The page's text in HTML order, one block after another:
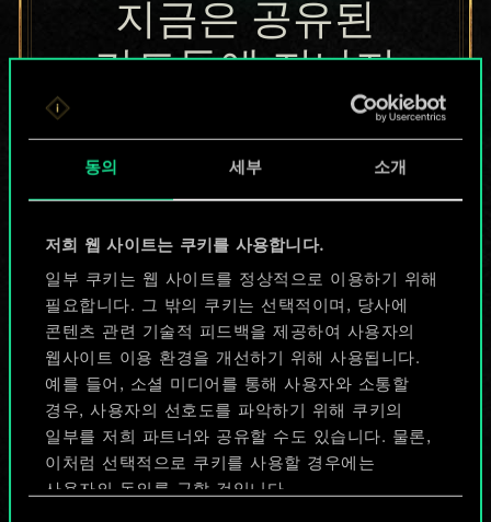
동의 세부 소개
저희 웹 사이트는 쿠키를 사용합니다.
일부 쿠키는 웹 사이트를 정상적으로 이용하기 위해
필요합니다. 그 밖의 쿠키는 선택적이며, 당사에
콘텐츠 관련 기술적 피드백을 제공하여 사용자의
웹사이트 이용 환경을 개선하기 위해 사용됩니다.
예를 들어, 소셜 미디어를 통해 사용자와 소통할
경우, 사용자의 선호도를 파악하기 위해 쿠키의
일부를 저희 파트너와 공유할 수도 있습니다. 물론,
이처럼 선택적으로 쿠키를 사용할 경우에는
사용자의 동의를 구할 것입니다.
지금은 공유된
카드들에 지나지
무궁무진한
가능성을 가지고
있습니다!
덱 이름 짓기 & 가이드 작성하기
덱 편집
또는